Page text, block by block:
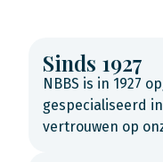
Sinds 1927
NBBS is in 1927
gespecialiseerd
vertrouwen op